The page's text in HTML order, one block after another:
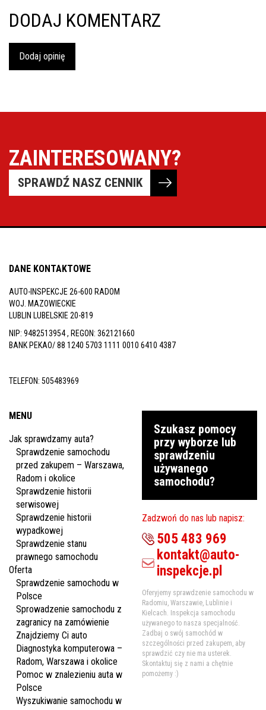
DODAJ KOMENTARZ
Dodaj opinię
ZAINTERESOWANY?
SPRAWDŹ NASZ CENNIK
DANE KONTAKTOWE
AUTO-INSPEKCJE 26-600 RADOM
WOJ. MAZOWIECKIE
LUBLIN LUBELSKIE 20-819
NIP: 9482513954 , REGON: 362121660
BANK PEKAO/ 88 1240 5703 1111 0010 6410 4387
TELEFON: 505483969
MENU
Jak sprawdzamy auta?
Sprawdzenie samochodu
przed zakupem – Warszawa,
Radom i okolice
Sprawdzenie historii
serwisowej
Sprawdzenie historii
wypadkowej
Sprawdzenie stanu
prawnego samochodu
Oferta
Sprawdzenie samochodu w
Polsce
Sprowadzenie samochodu z
zagranicy na zamówienie
Znajdziemy Ci auto
Diagnostyka komputerowa –
Radom, Warszawa i okolice
Pomoc w znalezieniu auta w
Polsce
Wyszukiwanie samochodu w
Szukasz pomocy
przy wyborze lub
sprawdzeniu
używanego
samochodu?
Zadzwoń do nas lub napisz:
505 483 969
kontakt@auto-
inspekcje.pl
Oferyjemy sprawdzenie samochodu w
Radomiu, Warszawie, Lublinie i
Kielcach. Inspekcja samochodu
używanego to nasza specjalność.
Zadbaj o swój samochód w
szczególności przed zakupem, aby
sprawdzić czy nie ma usterek.
Skontaktuj się z nami a chętnie
pomożemy :)